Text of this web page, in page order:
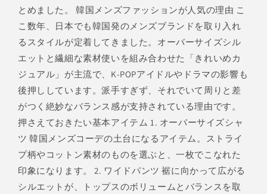
とめました。 韓国メンズファッションが人気の理由 こ
こ数年、日本でも韓国発のメンズブランドを取り入れ
るスタイルが定着してきました。オーバーサイズシル
エットと繊細な素材使いを組み合わせた「きれいめカ
ジュアル」が主流で、K-POPアイドルやドラマの影響も
後押ししています。派手すぎず、それでいて周りと差
がつく絶妙なバランス感が支持されている理由です。
押さえておきたい基本アイテム 1. オーバーサイズシャ
ツ 韓国メンズコーデの土台になるアイテム。ストライ
プ柄やコットン素材のものを選ぶと、一枚でこなれた
印象になります。 2. ワイドパンツ 裾に向かって広がる
シルエットが、トップスのボリュームとバランスを取